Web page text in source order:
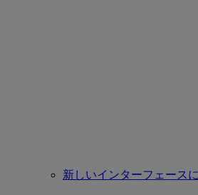
新しいインターフェース